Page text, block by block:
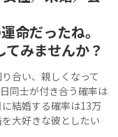
命だったね。
みませんか？
合い、親しくなって
同士が付き合う確率は
結婚する確率は13万
大好きな彼としたい